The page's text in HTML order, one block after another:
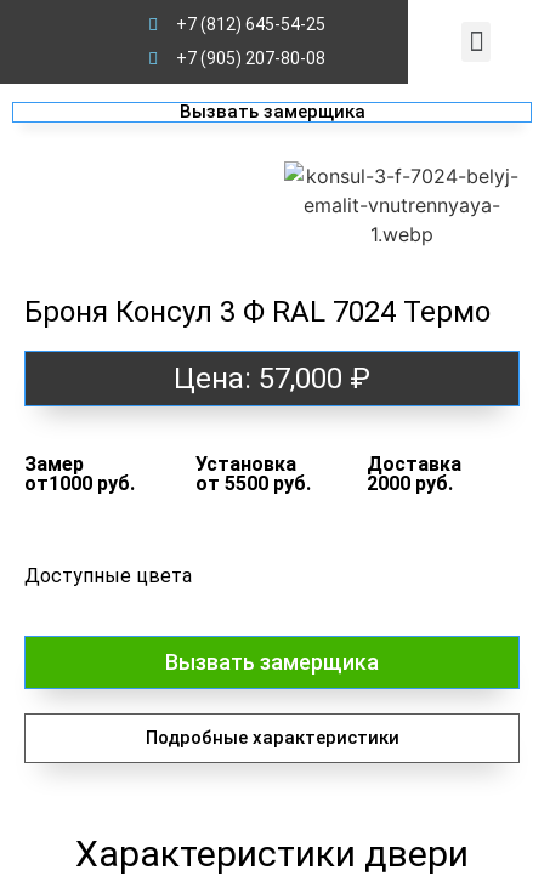
+7 (812) 645-54-25
+7 (905) 207-80-08
Вызвать замерщика
Броня Консул 3 Ф RAL 7024 Термо
Цена: 57,000 ₽
Замер
от1000 руб.
Установка
от 5500 руб.
Доставка
2000 руб.
Доступные цвета
Вызвать замерщика
Подробные характеристики
Характеристики двери